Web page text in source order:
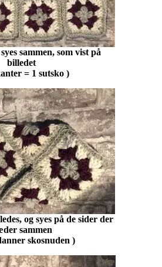
sammen, som vist på
billedet
= 1 sutsko )
og syes på de sider der
sammen
skosnuden )